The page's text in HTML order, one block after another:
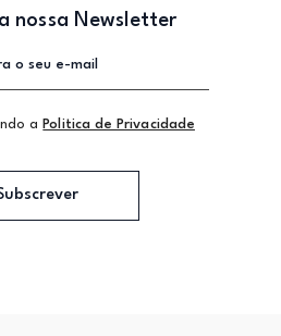
nossa Newsletter
a Politica de Privacidade